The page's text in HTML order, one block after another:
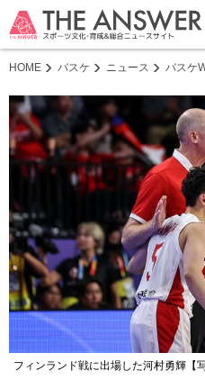
HOME バスケ ニュース バスケ
フィンランド戦に出場した河村勇輝【